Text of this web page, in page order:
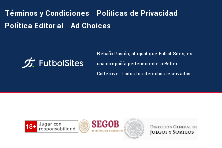
Términos y Condiciones
Políticas de Privacidad
Política Editorial
Ad Choices
Rebaño Pasión, al igual que Futbol Sites, es
una compañía perteneciente a Better
Collective. Todos los derechos reservados.